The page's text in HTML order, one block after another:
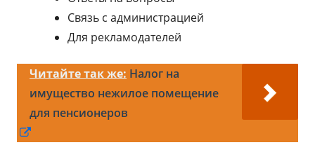
Связь с администрацией
Для рекламодателей
Читайте так же: Налог на
имущество нежилое помещение
для пенсионеров